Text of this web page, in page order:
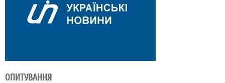
ОПИТУВАННЯ